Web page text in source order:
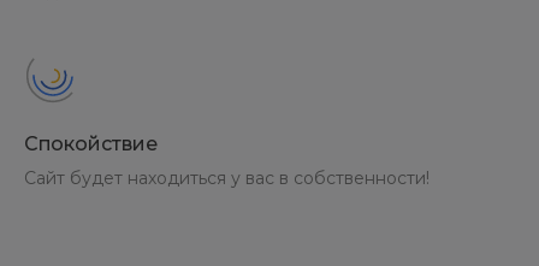
Спокойствие
Сайт будет находиться у вас в собственности!